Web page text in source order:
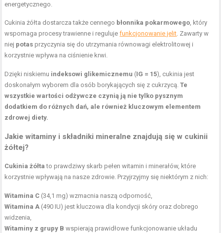
energetycznego.
Cukinia żółta dostarcza także cennego błonnika pokarmowego, który
wspomaga procesy trawienne i regulujefunkcjonowanie jelit. Zawarty w
niej potas przyczynia się do utrzymania równowagi elektrolitowej i
korzystnie wpływa na ciśnienie krwi.
Dzięki niskiemu indeksowi glikemicznemu (IG = 15), cukinia jest
doskonałym wyborem dla osób borykających się z cukrzycą.Te
wszystkie wartości odżywcze czynią ją nie tylko pysznym
dodatkiem do różnych dań, ale również kluczowym elementem
zdrowej diety.
Jakie witaminy i składniki mineralne znajdują się w cukinii
żółtej?
Cukinia żółta to prawdziwy skarb pełen witamin i minerałów, które
korzystnie wpływają na nasze zdrowie. Przyjrzyjmy się niektórym z nich:
Witamina C (34,1 mg) wzmacnia naszą odporność,
Witamina A (490 IU) jest kluczowa dla kondycji skóry oraz dobrego
widzenia,
Witaminy z grupy B wspierają prawidłowe funkcjonowanie układu